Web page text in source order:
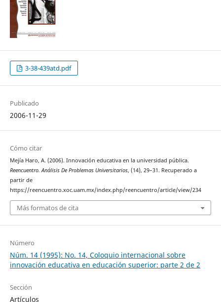
3-38-439atd.pdf
Publicado
2006-11-29
Cómo citar
Mejía Haro, A. (2006). Innovación educativa en la universidad pública.
Reencuentro. Análisis De Problemas Universitarios, (14), 29–31. Recuperado a
partir de
https://reencuentro.xoc.uam.mx/index.php/reencuentro/article/view/234
Más formatos de cita
Número
Núm. 14 (1995): No. 14, Coloquio internacional sobre
innovación educativa en educación superior: parte 2 de 2
Sección
Artículos